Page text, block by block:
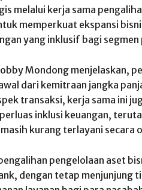
melalui kerja sama
memperkuat ekspansi
yang inklusif bagi segmen
Mondong menjelaskan,
dari kemitraan jangka
transaksi, kerja sama ini
inklusi keuangan,
kurang terlayani secara
pengelolaan aset
dengan tetap menjunjung